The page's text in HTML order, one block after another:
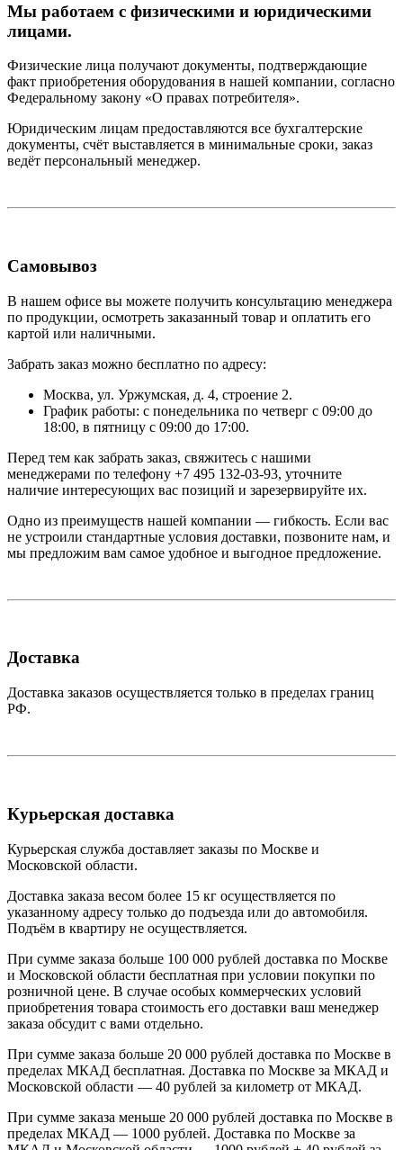
Мы работаем с физическими и юридическими
лицами.
Физические лица получают документы, подтверждающие
факт приобретения оборудования в нашей компании, согласно
Федеральному закону «О правах потребителя».
Юридическим лицам предоставляются все бухгалтерские
документы, счёт выставляется в минимальные сроки, заказ
ведёт персональный менеджер.
Самовывоз
В нашем офисе вы можете получить консультацию менеджера
по продукции, осмотреть заказанный товар и оплатить его
картой или наличными.
Забрать заказ можно бесплатно по адресу:
Москва, ул. Уржумская, д. 4, строение 2.
График работы: с понедельника по четверг с 09:00 до
18:00, в пятницу с 09:00 до 17:00.
Перед тем как забрать заказ, свяжитесь с нашими
менеджерами по телефону +7 495 132-03-93, уточните
наличие интересующих вас позиций и зарезервируйте их.
Одно из преимуществ нашей компании — гибкость. Если вас
не устроили стандартные условия доставки, позвоните нам, и
мы предложим вам самое удобное и выгодное предложение.
Доставка
Доставка заказов осуществляется только в пределах границ
РФ.
Курьерская доставка
Курьерская служба доставляет заказы по Москве и
Московской области.
Доставка заказа весом более 15 кг осуществляется по
указанному адресу только до подъезда или до автомобиля.
Подъём в квартиру не осуществляется.
При сумме заказа больше 100 000 рублей доставка по Москве
и Московской области бесплатная при условии покупки по
розничной цене. В случае особых коммерческих условий
приобретения товара стоимость его доставки ваш менеджер
заказа обсудит с вами отдельно.
При сумме заказа больше 20 000 рублей доставка по Москве в
пределах МКАД бесплатная. Доставка по Москве за МКАД и
Московской области — 40 рублей за километр от МКАД.
При сумме заказа меньше 20 000 рублей доставка по Москве в
пределах МКАД — 1000 рублей. Доставка по Москве за